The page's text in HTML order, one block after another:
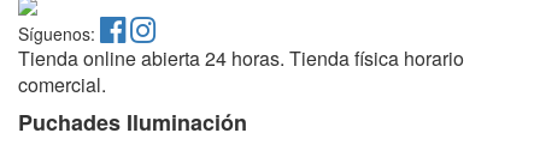
Síguenos:
Tienda online abierta 24 horas. Tienda física horario
comercial.
Puchades Iluminación